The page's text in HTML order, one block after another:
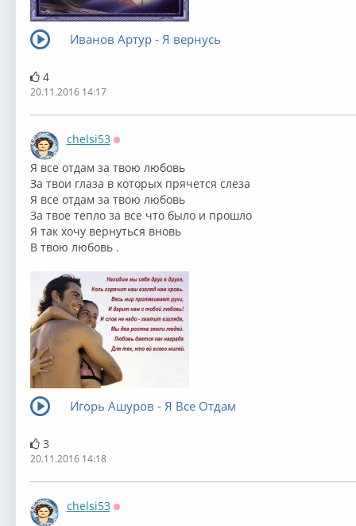
Иванов Артур - Я вернусь
4
20.11.2016 14:17
chelsi53
⁣Я все отдам за твою любовь
За твои глаза в которых прячется слеза
Я все отдам за твою любовь
За твое тепло за все что было и прошло
Я так хочу вернуться вновь
В твою любовь .
Игорь Ашуров - Я Все Отдам
3
20.11.2016 14:18
chelsi53